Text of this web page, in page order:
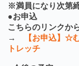
※満員になり次第
●お申込
こちらのリンクか
→
【お申込】☆
トレッチ